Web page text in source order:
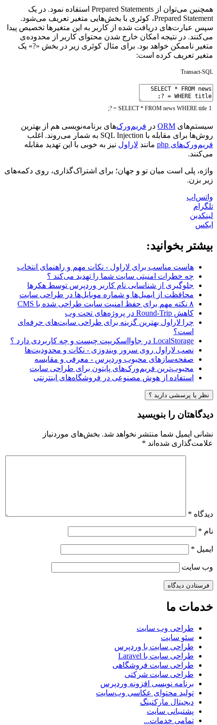
همچنین می‌توان از Prepared Statements استفاده نمود. در یک
Prepared Statement، کوئری با بخش‌هایی متغیر تعریف می‌شود.
سپس عبارت‌های دریافت شده از کاربر به این متغیرها تخصیص پیدا
می‌کنند. در نتیجه امکان خارج شدن محتوای کاربر از محدوده‌ی
متغیر ناممکن خواهد بود. برای مثال کوئری زیر در بخش «?» یک
متغیر تعریف کرده است:
Transact-SQL
1
SELECT * FROM news WHERE title
=
?
;
سیستم‌های ORM در فریم‌ورک‌های برنامه‌نویسی هم از بهترین
روش‌ها برای مقابله با SQL Injection به شمار می‌روند. اغلب
فریم‌ورک‌های php
مانند لاراول نیز به خوبی با این تهدید مقابله
می‌کنند.
واژه، پلی است میان تو و جهان؛ برای اشتراک‌گذاری، روی دکمه‌های
زیر بزن.
واتس‌اپ
تلگرام
لینکدین
ایکس
بیشتر بخوانید:
هاست مناسب برای لاراول - نکات مهم و راهنمای انتخاب
چه خطرات امنیتی سایت شما را تهدید می‌کند ؟
جلوگیری از شناسایی نام کاربر وردپرس توسط هکرها
محافظت از ایمیل‌ها و شماره موبایل‌ها در طراحی سایت
۸ نکته مهم برای حفظ امنیت سایت طراحی شده با CMS
کاهش Round-Trip در پروژه‌های تحت وب
چرا لاراول بهترین گزینه برای طراحی سایت‌های حرفه‌ای
است؟
LocalStorage در جاوااسکریپت چیست و چه کاربردی دارد ؟
نصب لاراول روی سرور ویندوزی - نکات و محدودیت‌ها
صفحه‌سازهای محبوب وردپرس - معرفی و مقایسه
محبوب‌ترین فریم‌ورک‌های پایتون برای طراحی سایت
استفاده از هوش مصنوعی در فروشگاه‌های اینترنتی
نظر یا پرسشی دارید ؟
دیدگاهتان را بنویسید
نشانی ایمیل شما منتشر نخواهد شد. بخش‌های موردنیاز
علامت‌گذاری شده‌اند *
دیدگاه *
نام *
ایمیل *
وب‌ سایت
خدمات ما
طراحی وب سایت
سئو سایت
طراحی سایت با وردپرس
طراحی سایت با Laravel
طراحی سایت فروشگاهی
طراحی سایت شرکتی
برنامه نویسی افزونه وردپرس
تولید محتوای عکاسی وب‌سایت
دیجیتال مارکتینگ
پشتیبانی سایت
تمامی خدمات...